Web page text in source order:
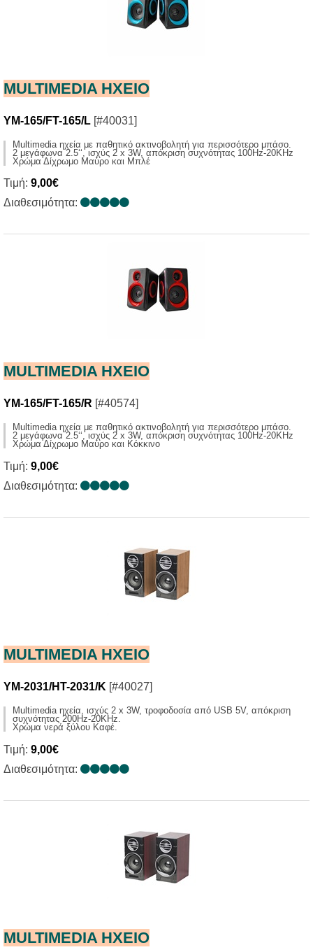
MULTIMEDIA HXΕΙΟ
YM-165/FT-165/L [#40031]
Multimedia ηχεία με παθητικό ακτινοβολητή για περισσότερο μπάσο.
2 μεγάφωνα 2.5‘‘, ισχύς 2 x 3W, απόκριση συχνότητας 100Ηz-20KHz
Χρώμα Δίχρωμο Μαύρο και Μπλέ
Τιμή: 9,00€
Διαθεσιμότητα:
MULTIMEDIA HXΕΙΟ
YM-165/FT-165/R [#40574]
Multimedia ηχεία με παθητικό ακτινοβολητή για περισσότερο μπάσο.
2 μεγάφωνα 2.5‘‘, ισχύς 2 x 3W, απόκριση συχνότητας 100Ηz-20KHz
Χρώμα Δίχρωμο Μαύρο και Κόκκινο
Τιμή: 9,00€
Διαθεσιμότητα:
MULTIMEDIA HXΕΙΟ
YM-2031/HT-2031/K [#40027]
Multimedia ηχεία, ισχύς 2 x 3W, τροφοδοσία από USB 5V, απόκριση
συχνότητας 200Ηz-20KHz.
Χρώμα νερά ξύλου Καφέ.
Τιμή: 9,00€
Διαθεσιμότητα:
MULTIMEDIA HXΕΙΟ